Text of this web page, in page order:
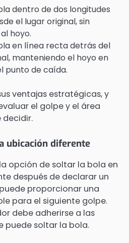
dentro de dos longitudes
el lugar original, sin
hoyo.
en línea recta detrás del
manteniendo el hoyo en
punto de caída.
ventajas estratégicas, y
el golpe y el área
decidir.
ubicación diferente
opción de soltar la bola en
después de declarar un
proporcionar una
para el siguiente golpe.
debe adherirse a las
puede soltar la bola.